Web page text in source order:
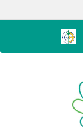
navigation